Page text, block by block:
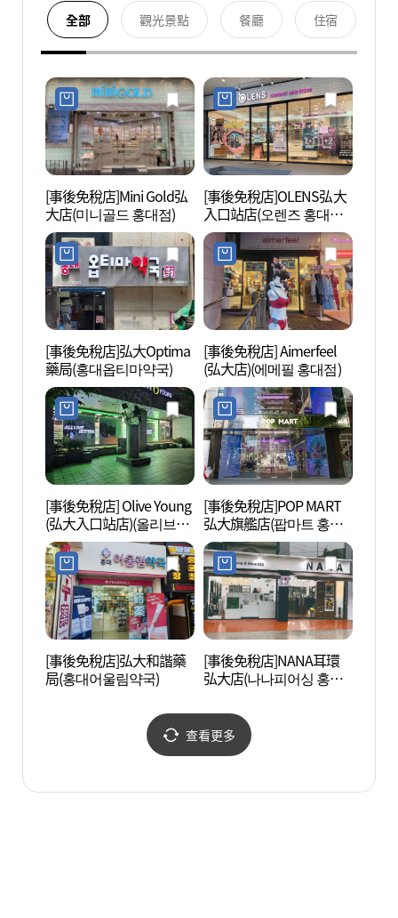
全部 觀光景點 餐廳 住宿
[事後免稅店]Mini Gold弘
大店(미니골드 홍대점)
[事後免稅店]OLENS弘大
入口站店(오렌즈 홍대입
구역점)
[事後免稅店]弘大Optima
藥局(홍대옵티마약국)
[事後免稅店] Aimerfeel
(弘大店)(에메필 홍대점)
[事後免稅店] Olive Young
(弘大入口站店)(올리브영
홍대입구역점)
[事後免稅店]POP MART
弘大旗艦店(팝마트 홍대
플래그십 스토어)
[事後免稅店]弘大和諧藥
局(홍대어울림약국)
[事後免稅店]NANA耳環
弘大店(나나피어싱 홍대
查看更多